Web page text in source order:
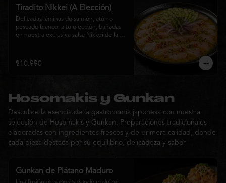
Tiradito Nikkei (A Elección)
Delicadas láminas de salmón, atún o
pescado blanco, a tu elección, bañadas
en nuestra exclusiva salsa Nikkei de la
palta, cebolla morada, ají fresco, brotes y
sésamo, ofreciendo una experiencia
$10.990
Hosomakis y Gunkan
Descubre la esencia de la gastronomía japonesa con nuestra
selección de Hosomakis y Gunkan. Preparaciones tradicionales
elaboradas con ingredientes frescos y de primera calidad, donde
cada pieza destaca por su equilibrio, delicadeza y sabor
Gunkan de Plátano Maduro